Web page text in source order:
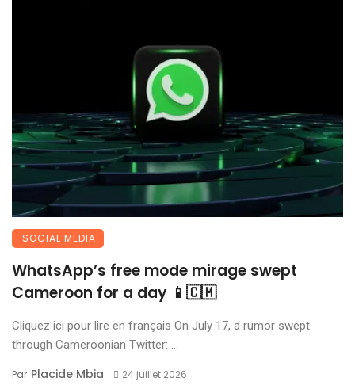
SOCIAL MEDIA
WhatsApp’s free mode mirage swept
Cameroon for a day 📱🇨🇲
Cliquez ici pour lire en français On July 17, a rumor swept
through Cameroonian Twitter: ...
Par Placide Mbia 24 juillet 2026